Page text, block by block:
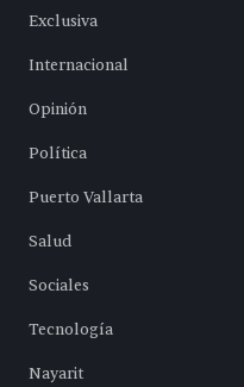
Exclusiva
Internacional
Opinión
Política
Puerto Vallarta
Salud
Sociales
Tecnología
Nayarit